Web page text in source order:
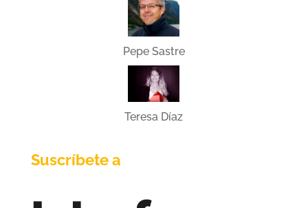
Pepe Sastre
Teresa Díaz
Suscríbete a